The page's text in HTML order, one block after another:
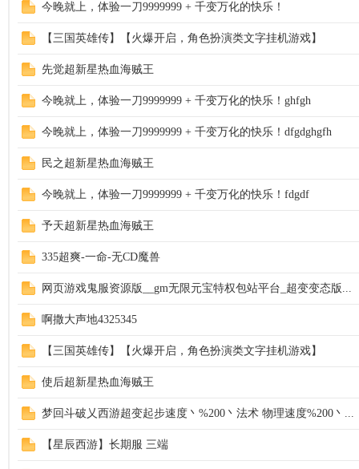
今晚就上，体验一刀9999999 + 千变万化的快乐！
【三国英雄传】【火爆开启，角色扮演类文字挂机游戏】
先觉超新星热血海贼王
今晚就上，体验一刀9999999 + 千变万化的快乐！ghfgh
今晚就上，体验一刀9999999 + 千变万化的快乐！dfgdghgfh
民之超新星热血海贼王
今晚就上，体验一刀9999999 + 千变万化的快乐！fdgdf
予天超新星热血海贼王
335超爽-一命-无CD魔兽
网页游戏鬼服资源版__gm无限元宝特权包站平台_超变变态版...
啊撒大声地4325345
【三国英雄传】【火爆开启，角色扮演类文字挂机游戏】
使后超新星热血海贼王
梦回斗破乂西游超变起步速度丶%200丶法术 物理速度%200丶...
【星辰西游】长期服 三端